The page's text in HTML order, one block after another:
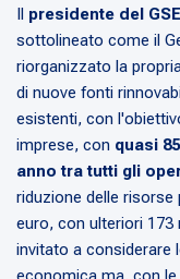
Il presidente del GSE
sottolineato come il
riorganizzato la
di nuove fonti
esistenti, con
imprese, con quasi
anno tra tutti gli
riduzione delle risorse
euro, con ulteriori 173
invitato a considerare